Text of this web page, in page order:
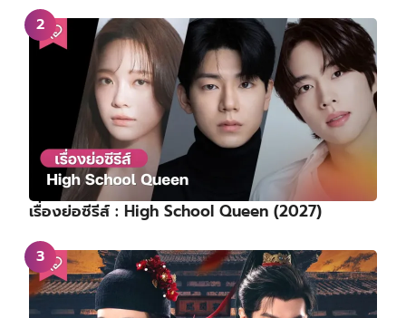
เรื่องย่อซีรีส์ : High School Queen (2027)